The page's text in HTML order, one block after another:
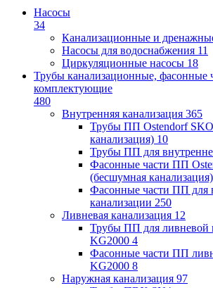
Насосы
34
Канализационные и
Насосы для водоснабжения 11
Циркуляционные насосы 18
Трубы канализационные, фасонные
комплектующие
480
Внутренняя канализация 365
Трубы ПП Ostendorf
канализация) 10
Трубы ПП для
Фасонные части ПП
(бесшумная канализация)
Фасонные части ПП для
канализации 250
Ливневая канализация 12
Трубы ПП для ливневой
KG2000 4
Фасонные части ПП
KG2000 8
Наружная канализация 97